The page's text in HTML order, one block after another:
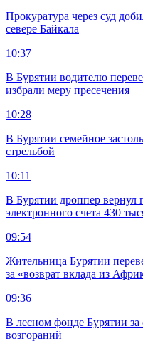
Прокуратура через суд
севере Байкала
10:37
В Бурятии водителю
избрали меру пресечения
10:28
В Бурятии семейное
стрельбой
10:11
В Бурятии дроппер вернул
электронного счета 430
09:54
Жительница Бурятии
за «возврат вклада из
09:36
В лесном фонде Бурятии
возгораний